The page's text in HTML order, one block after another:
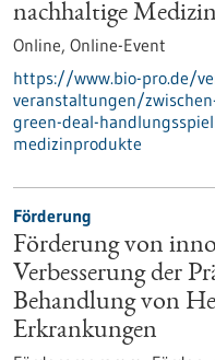
nachhaltige
Online, Online-Event
https://www.bio-pro.de/
veranstaltungen/
green-deal-
medizinprodukte
Förderung
Förderung von
Verbesserung der
Behandlung von
Erkrankungen